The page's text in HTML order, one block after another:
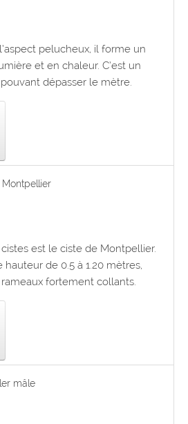
pelucheux, il forme un
et en chaleur. C’est un
dépasser le mètre.
est le ciste de Montpellier.
de 0.5 à 1.20 mètres,
fortement collants.
mâle